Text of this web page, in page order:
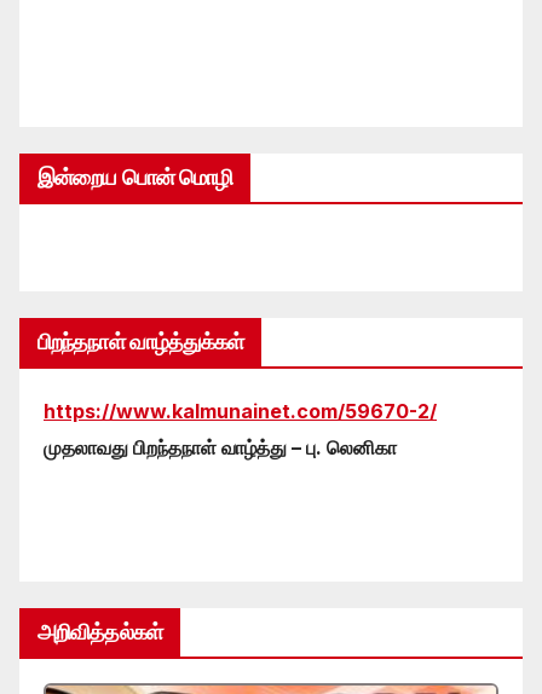
இன்றைய பொன் மொழி
பிறந்தநாள் வாழ்த்துக்கள்
https://www.kalmunainet.com/59670-2/
முதலாவது பிறந்தநாள் வாழ்த்து – பு. லெனிகா
அறிவித்தல்கள்